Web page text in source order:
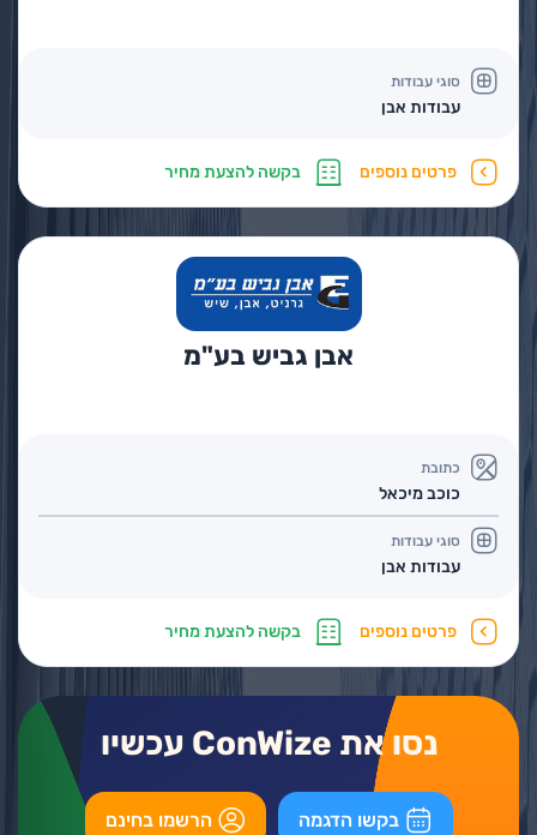
סוגי עבודות
עבודות אבן
פרטים נוספים בקשה להצעת מחיר
אבן גביש בע"מ
כתובת
כוכב מיכאל
סוגי עבודות
עבודות אבן
פרטים נוספים בקשה להצעת מחיר
נסו את ConWize עכשיו
בקשו הדגמה הרשמו בחינם